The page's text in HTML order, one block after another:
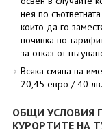
нея по
които да го
почивка по
за отказ от
Всяка смяна на
20,45 евро / 40 лв.
ОБЩИ УСЛОВИЯ
КУРОРТИТЕ НА